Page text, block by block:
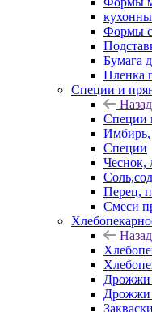
Формы
Бумага
Пленка
Специи и
Назад
Специи
Имбирь,
Специи
Чеснок,
Перец,
Смеси
Назад
Дрожжи
Дрожжи